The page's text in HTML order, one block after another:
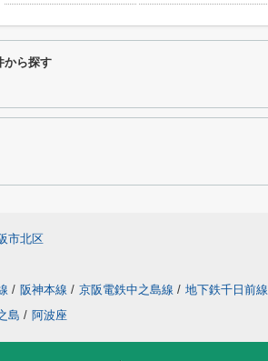
から探す
市北区
/ 阪神本線 / 京阪電鉄中之島線 / 地下鉄千日前線
島 / 阿波座